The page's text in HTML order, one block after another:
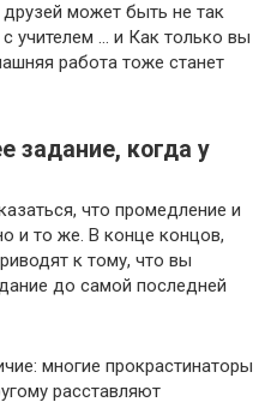
может быть не так
учителем … и Как только вы
работа тоже станет
задание, когда у
что промедление и
и то же. В конце концов,
к тому, что вы
до самой последней
многие прокрастинаторы
расставляют